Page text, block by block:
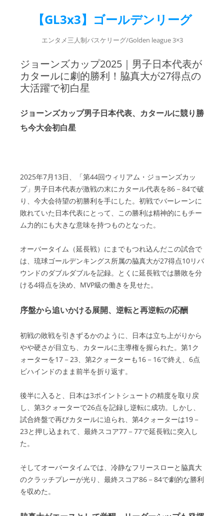
【GL3x3】ゴールデンリーグ
エンタメ三人制バスケリーグ/Golden league 3×3
ジョーンズカップ2025｜男子日本代表が
カタールに劇的勝利！脇真大が27得点の
大活躍で初白星
ジョーンズカップ男子日本代表、カタールに競り勝
ち今大会初白星
2025年7月13日、「第44回ウィリアム・ジョーンズカッ
プ」男子日本代表が激戦の末にカタール代表を86－84で破
り、今大会待望の初勝利を手にした。初戦でバーレーンに
敗れていた日本代表にとって、この勝利は精神的にもチー
ム力的にも大きな意味を持つものとなった。
オーバータイム（延長戦）にまでもつれ込んだこの試合で
は、琉球ゴールデンキングス所属の脇真大が27得点10リバ
ウンドのダブルダブルを記録。とくに延長戦では勝敗を分
ける4得点を決め、MVP級の働きを見せた。
序盤から追いかける展開、逆転と再逆転の応酬
初戦の敗戦を引きずるかのように、日本は立ち上がりから
やや硬さが目立ち、カタールに主導権を握られた。第1ク
ォーターを17－23、第2クォーターも16－16で終え、6点
ビハインドのまま前半を折り返す。
後半に入ると、日本は3ポイントシュートの精度を取り戻
し、第3クォーターで26点を記録し逆転に成功。しかし、
試合終盤で再びカタールに迫られ、第4クォーターは19－
23と押し込まれて、最終スコア77－77で延長戦に突入し
た。
そしてオーバータイムでは、冷静なフリースローと脇真大
のクラッチプレーが光り、最終スコア86－84で劇的な勝利
を収めた。